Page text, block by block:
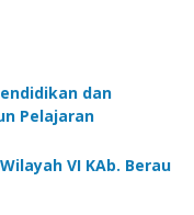
dan
Pelajaran
VI KAb. Berau